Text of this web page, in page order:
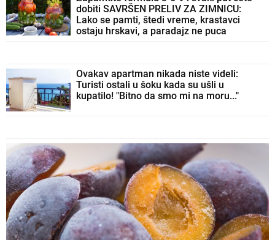
dobiti SAVRŠEN PRELIV ZA ZIMNICU:
Lako se pamti, štedi vreme, krastavci
ostaju hrskavi, a paradajz ne puca
Ovakav apartman nikada niste videli:
Turisti ostali u šoku kada su ušli u
kupatilo! "Bitno da smo mi na moru..."